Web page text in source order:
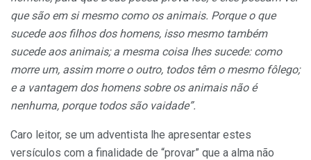
que são em si mesmo como os animais. Porque o que
sucede aos filhos dos homens, isso mesmo também
sucede aos animais; a mesma coisa lhes sucede: como
morre um, assim morre o outro, todos têm o mesmo fôlego;
e a vantagem dos homens sobre os animais não é
nenhuma, porque todos são vaidade”.
Caro leitor, se um adventista lhe apresentar estes
versículos com a finalidade de “provar” que a alma não